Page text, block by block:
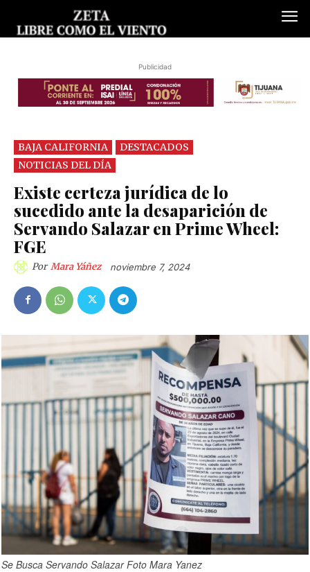
Publicidad
BAJA CALIFORNIA
DESTACADOS
NOTICIAS DEL DÍA
Existe certeza jurídica de lo
sucedido ante la desaparición de
Servando Salazar en Prime Wheel:
FGE
Por Mara Yáñez noviembre 7, 2024
Se Busca Servando Salazar Foto Mara Yanez